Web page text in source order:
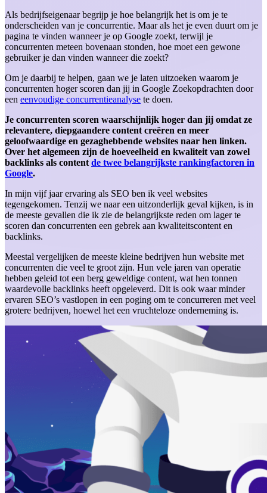
Als bedrijfseigenaar begrijp je hoe belangrijk het is om je te
onderscheiden van je concurrentie. Maar als het je even duurt om je
pagina te vinden wanneer je op Google zoekt, terwijl je
concurrenten meteen bovenaan stonden, hoe moet een gewone
gebruiker je dan vinden wanneer die zoekt?
Om je daarbij te helpen, gaan we je laten uitzoeken waarom je
concurrenten hoger scoren dan jij in Google Zoekopdrachten door
een eenvoudige concurrentieanalyse te doen.
Je concurrenten scoren waarschijnlijk hoger dan jij omdat ze
relevantere, diepgaandere content creëren en meer
geloofwaardige en gezaghebbende websites naar hen linken.
Over het algemeen zijn de hoeveelheid en kwaliteit van zowel
backlinks als content de twee belangrijkste rankingfactoren in
Google.
In mijn vijf jaar ervaring als SEO ben ik veel websites
tegengekomen. Tenzij we naar een uitzonderlijk geval kijken, is in
de meeste gevallen die ik zie de belangrijkste reden om lager te
scoren dan concurrenten een gebrek aan kwaliteitscontent en
backlinks.
Meestal vergelijken de meeste kleine bedrijven hun website met
concurrenten die veel te groot zijn. Hun vele jaren van operatie
hebben geleid tot een berg geweldige content, wat hen tonnen
waardevolle backlinks heeft opgeleverd. Dit is ook waar minder
ervaren SEO’s vastlopen in een poging om te concurreren met veel
grotere bedrijven, hoewel het een vruchteloze onderneming is.